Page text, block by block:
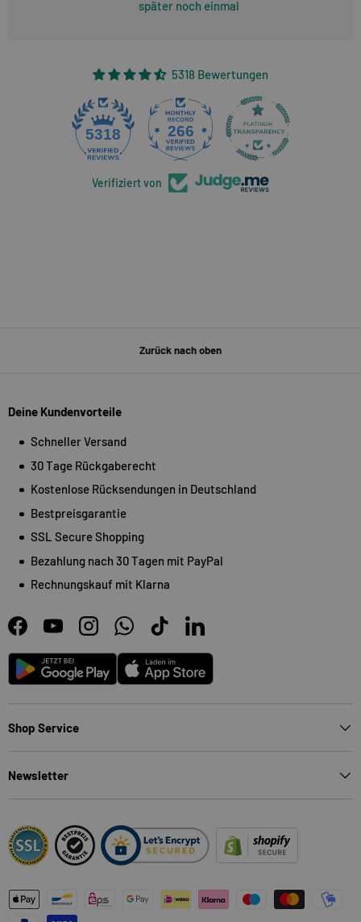
später noch einmal
5318 Bewertungen
5318 266
Verifiziert von
Zurück nach oben
Deine Kundenvorteile
Schneller Versand
30 Tage Rückgaberecht
Kostenlose Rücksendungen in Deutschland
Bestpreisgarantie
SSL Secure Shopping
Bezahlung nach 30 Tagen mit PayPal
Rechnungskauf mit Klarna
FacebookYouTubeInstagramWhatsAppTikTokLinkedIn
Android App Store
Shop Service
Newsletter
Zahlungsmethoden